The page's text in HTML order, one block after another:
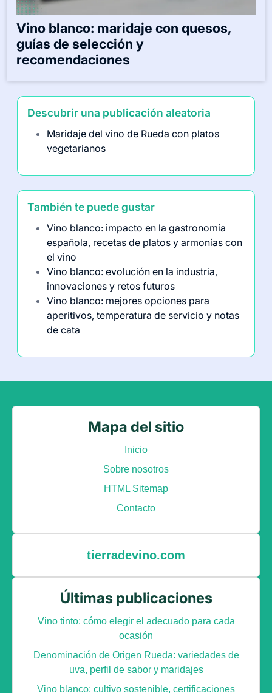
Vino blanco: maridaje con quesos,
guías de selección y
recomendaciones
Descubrir una publicación aleatoria
Maridaje del vino de Rueda con platos
vegetarianos
También te puede gustar
Vino blanco: impacto en la gastronomía
española, recetas de platos y armonías con
el vino
Vino blanco: evolución en la industria,
innovaciones y retos futuros
Vino blanco: mejores opciones para
aperitivos, temperatura de servicio y notas
de cata
Mapa del sitio
Inicio
Sobre nosotros
HTML Sitemap
Contacto
tierradevino.com
Últimas publicaciones
Vino tinto: cómo elegir el adecuado para cada
ocasión
Denominación de Origen Rueda: variedades de
uva, perfil de sabor y maridajes
Vino blanco: cultivo sostenible, certificaciones